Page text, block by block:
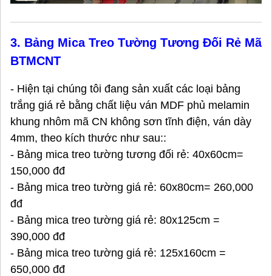
3. Bảng Mica Treo Tường Tương Đối Rẻ Mã
BTMCNT
- Hiện tại chúng tôi đang sản xuất các loại bảng
trắng giá rẻ bằng chất liệu ván MDF phủ melamin
khung nhôm mã CN không sơn tĩnh điện, ván dày
4mm, theo kích thước như sau::
- Bảng mica treo tường tương đối rẻ: 40x60cm=
150,000 đđ
- Bảng mica treo tường giá rẻ: 60x80cm= 260,000
đđ
- Bảng mica treo tường giá rẻ: 80x125cm =
390,000 đđ
- Bảng mica treo tường giá rẻ: 125x160cm =
650,000 đđ